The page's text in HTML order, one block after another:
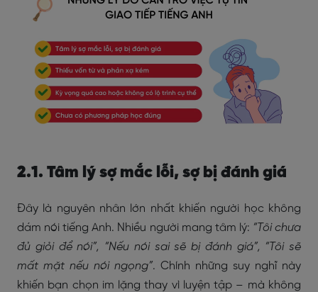
2.1. Tâm lý sợ mắc lỗi, sợ bị đánh giá
Đây là nguyên nhân lớn nhất khiến người học không
dám nói tiếng Anh. Nhiều người mang tâm lý: “Tôi chưa
đủ giỏi để nói”, “Nếu nói sai sẽ bị đánh giá”, “Tôi sẽ
mất mặt nếu nói ngọng”. Chính những suy nghĩ này
khiến bạn chọn im lặng thay vì luyện tập – mà không